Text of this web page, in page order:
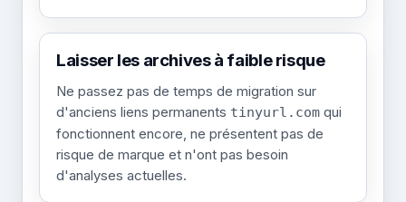
Laisser les archives à faible risque
Ne passez pas de temps de migration sur
d'anciens liens permanents tinyurl.com qui
fonctionnent encore, ne présentent pas de
risque de marque et n'ont pas besoin
d'analyses actuelles.